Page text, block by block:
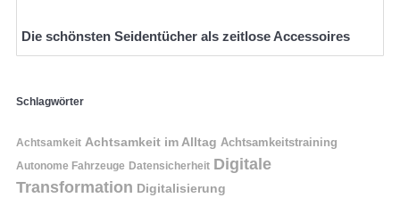
Die schönsten Seidentücher als zeitlose Accessoires
Schlagwörter
Achtsamkeit Achtsamkeit im Alltag Achtsamkeitstraining
Autonome Fahrzeuge Datensicherheit Digitale
Transformation Digitalisierung